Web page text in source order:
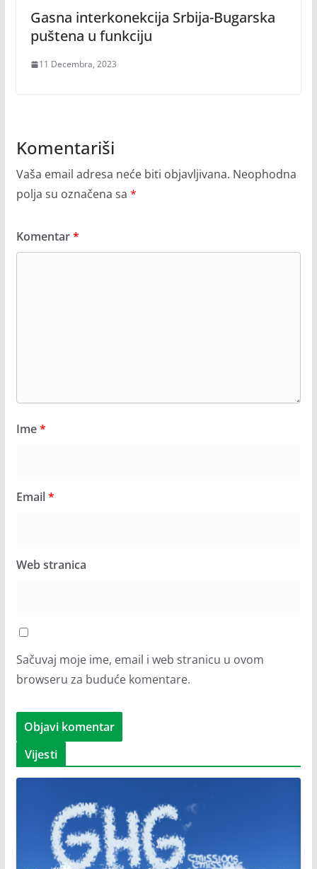
Gasna interkonekcija Srbija-Bugarska
puštena u funkciju
11 Decembra, 2023
Komentariši
Vaša email adresa neće biti objavljivana. Neophodna
polja su označena sa *
Komentar*
Ime*
Email*
Web stranica
Sačuvaj moje ime, email i web stranicu u ovom
browseru za buduće komentare.
Vijesti